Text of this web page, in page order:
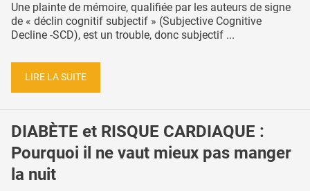
Une plainte de mémoire, qualifiée par les auteurs de signe
de « déclin cognitif subjectif » (Subjective Cognitive
Decline -SCD), est un trouble, donc subjectif ...
LIRE LA SUITE
DIABÈTE et RISQUE CARDIAQUE :
Pourquoi il ne vaut mieux pas manger
la nuit